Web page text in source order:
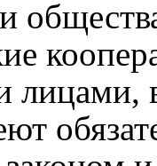
лицами,